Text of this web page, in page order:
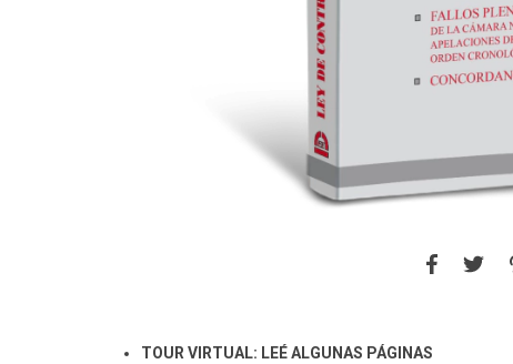
TOUR VIRTUAL: LEÉ ALGUNAS PÁGINAS